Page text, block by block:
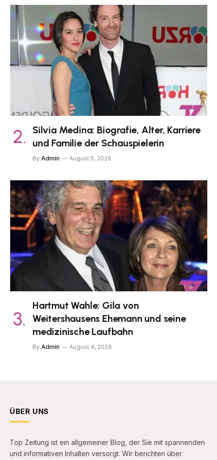
Silvia Medina: Biografie, Alter, Karriere
und Familie der Schauspielerin
By Admin August 5, 2026
Hartmut Wahle: Gila von
Weitershausens Ehemann und seine
medizinische Laufbahn
By Admin August 4, 2026
ÜBER UNS
Top Zeitung ist ein allgemeiner Blog, der Sie mit spannenden
und informativen Inhalten versorgt. Wir berichten über